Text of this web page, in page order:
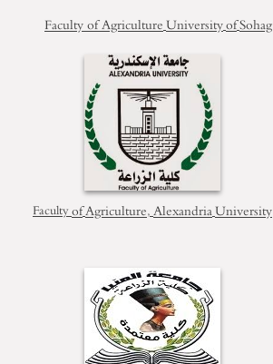
Faculty of AgricultureUniversityofSohag
FacultyofAgriculture,AlexandriaUniversity